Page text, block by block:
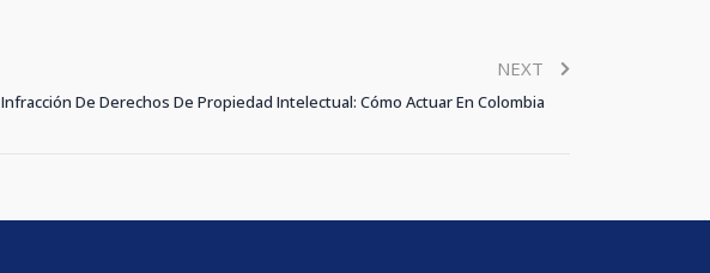
NEXT
Infracción De Derechos De Propiedad Intelectual: Cómo Actuar En Colombia